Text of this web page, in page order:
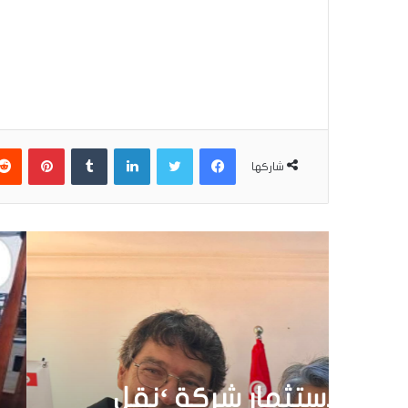
شاركها
فيسبوكتويتر لينكدإن
30 يونيو 2026
تونس تطلق أول قارب